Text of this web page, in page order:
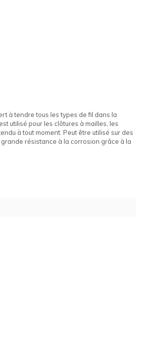
à tendre tous les types de fil dans la
utilisé pour les clôtures à mailles, les
à tout moment. Peut être utilisé sur des
résistance à la corrosion grâce à la